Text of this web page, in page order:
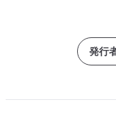
発行